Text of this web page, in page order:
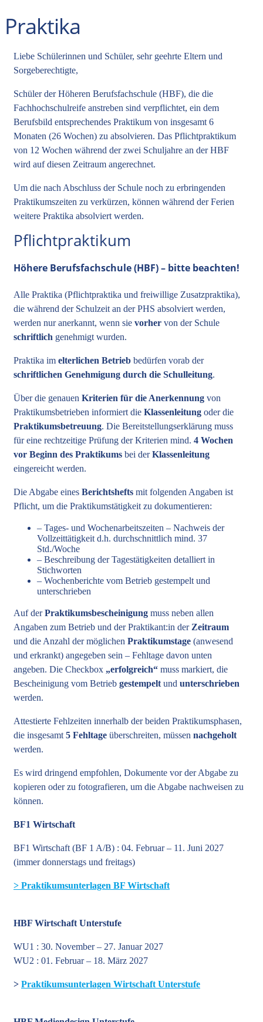
Praktika
Liebe Schülerinnen und Schüler, sehr geehrte Eltern und
Sorgeberechtigte,
Schüler der Höheren Berufsfachschule (HBF), die die
Fachhochschulreife anstreben sind verpflichtet, ein dem
Berufsbild entsprechendes Praktikum von insgesamt 6
Monaten (26 Wochen) zu absolvieren. Das Pflichtpraktikum
von 12 Wochen während der zwei Schuljahre an der HBF
wird auf diesen Zeitraum angerechnet.
Um die nach Abschluss der Schule noch zu erbringenden
Praktikumszeiten zu verkürzen, können während der Ferien
weitere Praktika absolviert werden.
Pflichtpraktikum
Höhere Berufsfachschule (HBF) – bitte beachten!
Alle Praktika (Pflichtpraktika und freiwillige Zusatzpraktika),
die während der Schulzeit an der PHS absolviert werden,
werden nur anerkannt, wenn sie vorher von der Schule
schriftlich genehmigt wurden.
Praktika im elterlichen Betrieb bedürfen vorab der
schriftlichen Genehmigung durch die Schulleitung.
Über die genauen Kriterien für die Anerkennung von
Praktikumsbetrieben informiert die Klassenleitung oder die
Praktikumsbetreuung. Die Bereitstellungserklärung muss
für eine rechtzeitige Prüfung der Kriterien mind. 4 Wochen
vor Beginn des Praktikums bei derKlassenleitung
eingereicht werden.
Die Abgabe eines Berichtshefts mit folgenden Angaben ist
Pflicht, um die Praktikumstätigkeit zu dokumentieren:
– Tages- und Wochenarbeitszeiten – Nachweis der
Vollzeittätigkeit d.h. durchschnittlich mind. 37
Std./Woche
– Beschreibung der Tagestätigkeiten detalliert in
Stichworten
– Wochenberichte vom Betrieb gestempelt und
unterschrieben
Auf derPraktikumsbescheinigung muss neben allen
Angaben zum Betrieb und der Praktikant:in der Zeitraum
und die Anzahl der möglichen Praktikumstage (anwesend
und erkrankt) angegeben sein – Fehltage davon unten
angeben. Die Checkbox „erfolgreich“ muss markiert, die
Bescheinigung vom Betrieb gestempelt und unterschrieben
werden.
Attestierte Fehlzeiten innerhalb der beiden Praktikumsphasen,
die insgesamt 5 Fehltage überschreiten, müssen nachgeholt
werden.
Es wird dringend empfohlen, Dokumente vor der Abgabe zu
kopieren oder zu fotografieren, um die Abgabe nachweisen zu
können.
BF1 Wirtschaft
BF1 Wirtschaft (BF 1 A/B) : 04. Februar – 11. Juni 2027
(immer donnerstags und freitags)
> Praktikumsunterlagen BF Wirtschaft
HBF Wirtschaft Unterstufe
WU1 : 30. November – 27. Januar 2027
WU2 : 01. Februar – 18. März 2027
> Praktikumsunterlagen Wirtschaft Unterstufe